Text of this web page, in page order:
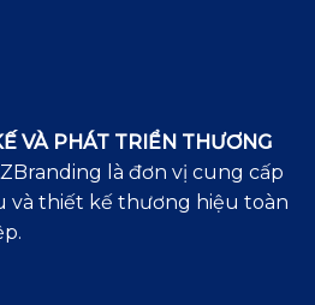
VÀ PHÁT TRIỂN THƯƠNG
là đơn vị cung cấp
và thiết kế thương hiệu toàn